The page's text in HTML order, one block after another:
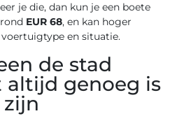
je die, dan kun je een boete
EUR 68, en kan hoger
en situatie.
de stad
genoeg is